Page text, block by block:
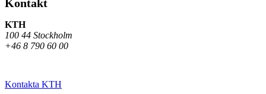
Kontakt
KTH
100 44 Stockholm
+46 8 790 60 00
Kontakta KTH